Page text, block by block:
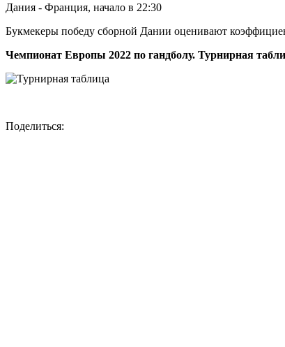
Дания - Франция, начало в 22:30
Букмекеры победу сборной Дании оценивают
Чемпионат Европы 2022 по гандболу. Турнирная
Поделиться: